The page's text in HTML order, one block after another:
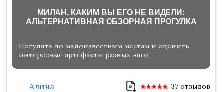
МИЛАН, КАКИМ ВЫ ЕГО НЕ ВИДЕЛИ:
АЛЬТЕРНАТИВНАЯ ОБЗОРНАЯ ПРОГУЛКА
Погулять по малоизвестным местам и оценить
интересные артефакты разных эпох
Алина 37 отзывов